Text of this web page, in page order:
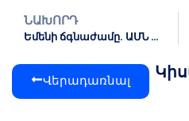
ՆԱԽՈՐԴ
Եմենի ճգնաժամը. ԱՄՆ ներգրավվածության հիմքերն ու ներկայիս զարգացումները
Վերադառնալ